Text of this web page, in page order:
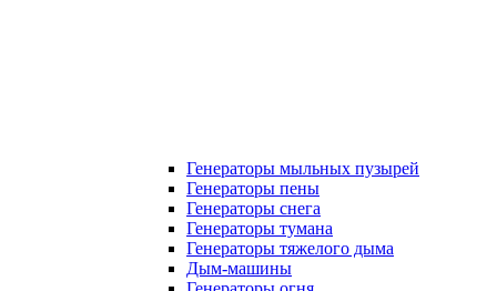
Генераторы мыльных пузырей
Генераторы пены
Генераторы снега
Генераторы тумана
Генераторы тяжелого дыма
Дым-машины